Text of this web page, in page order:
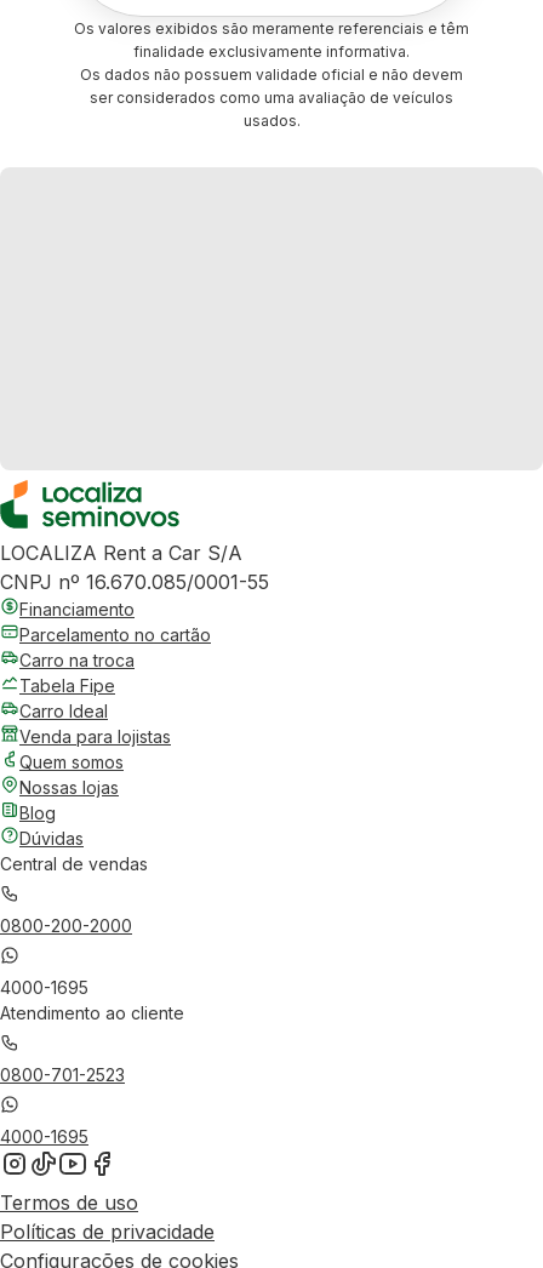
Os valores exibidos são meramente referenciais e têm
finalidade exclusivamente informativa.
Os dados não possuem validade oficial e não devem
ser considerados como uma avaliação de veículos
usados.
LOCALIZA Rent a Car S/A
CNPJ nº 16.670.085/0001-55
Financiamento
Parcelamento no cartão
Carro na troca
Tabela Fipe
Carro Ideal
Venda para lojistas
Quem somos
Nossas lojas
Blog
Dúvidas
Central de vendas
0800-200-2000
4000-1695
Atendimento ao cliente
0800-701-2523
4000-1695
Termos de uso
Políticas de privacidade
Configurações de cookies